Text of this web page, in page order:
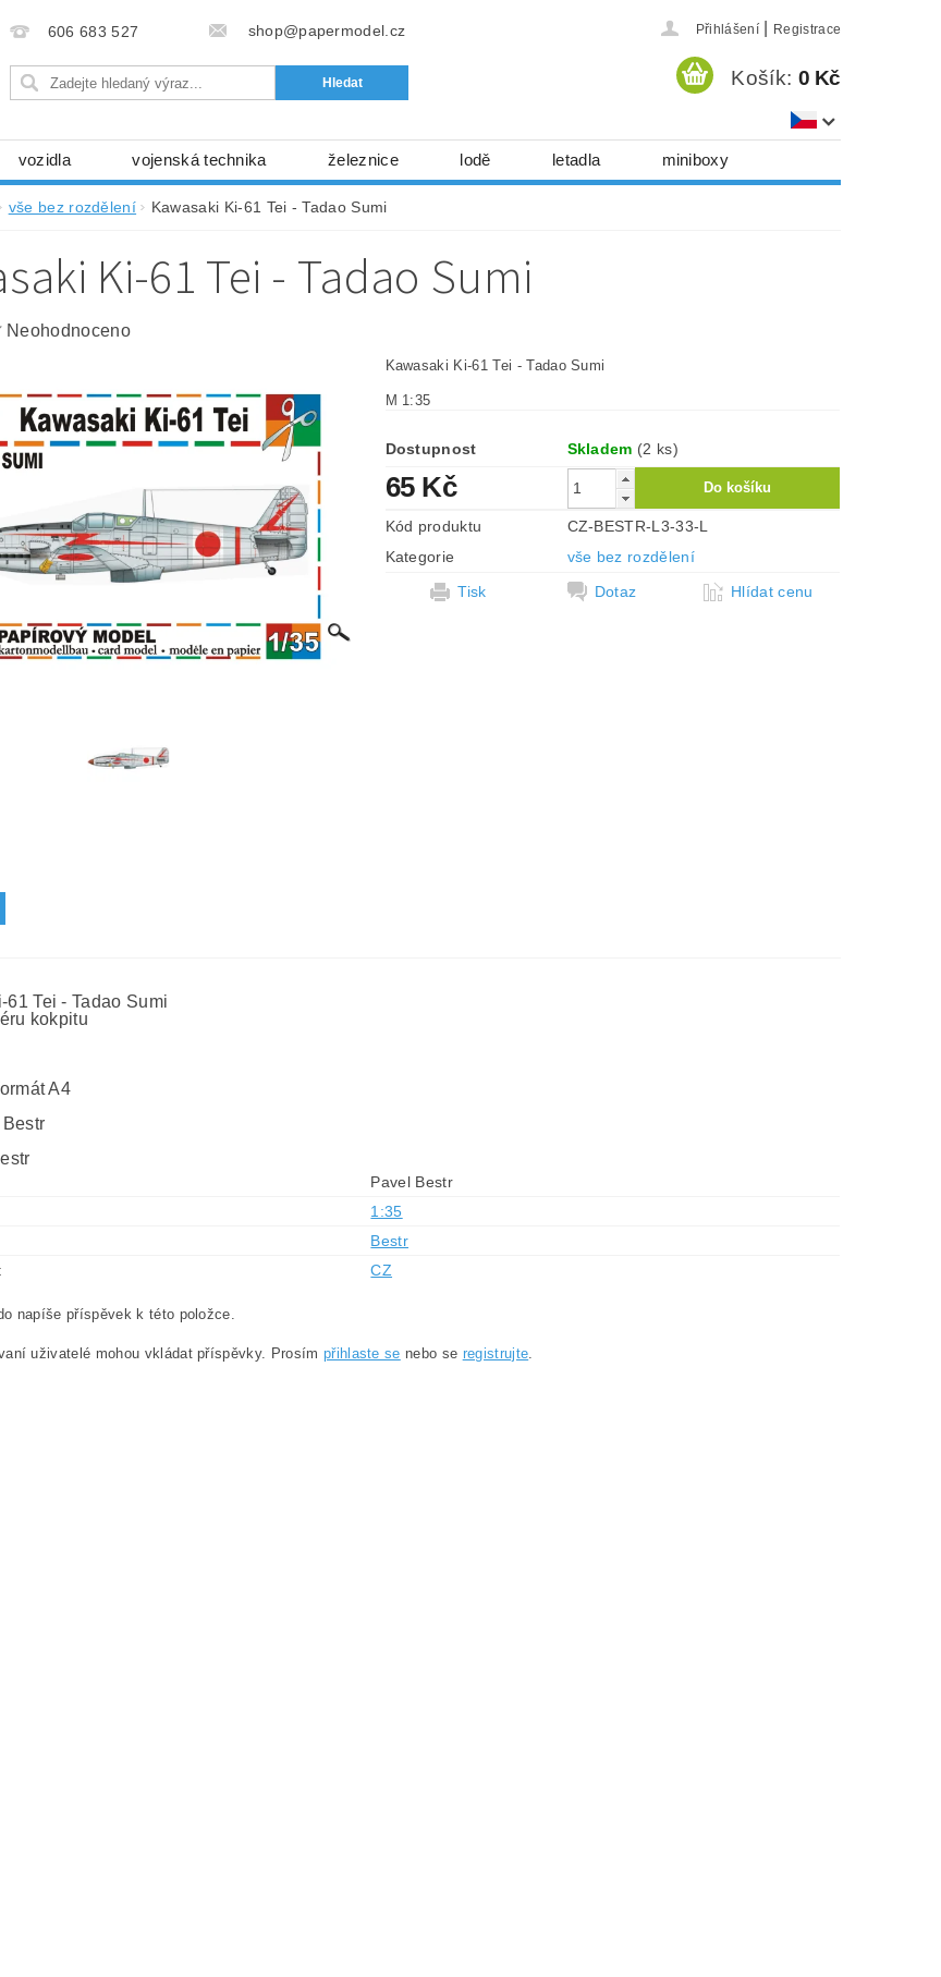
606 683 527 shop@papermodel.cz Přihlášení Registrace
Košík: 0 Kč
vozidla vojenská technika železnice lodě letadla miniboxy
stavební stroje kosmická technika příroda
modelářské potřeby kartony, fólie free download
osobních údajů (GDPR)
vše bez rozdělení Kawasaki Ki-61 Tei - Tadao Sumi
Ki-61 Tei - Tadao Sumi
Neohodnoceno
Kawasaki Ki-61 Tei - Tadao Sumi
M 1:35
Dostupnost Skladem (2 ks)
65 Kč
Kód produktu
CZ-BESTR-L3-33-L
Kategorie
vše bez rozdělení
Tisk
Dotaz Hlídat cenu
61 Tei - Tadao Sumi
kokpitu
A4
Pavel Bestr
1:35
Bestr
CZ
napíše příspěvek k této položce.
uživatelé mohou vkládat příspěvky. Prosím přihlaste se nebo se registrujte.